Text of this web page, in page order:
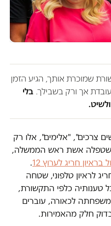
שמוכרת אותך, הגיע הזמן
אך ורק בשבילך. בלי
צרכים", "אלימים", אלו רק
אשת ראש הממשלה,
בראיון חריג לערוץ 12
.
זמן חריג לראיון טלפוני, שטחה
טענותיה כלפי התקשורת,
לכאורה, עוברים
חלק מהאמירות.